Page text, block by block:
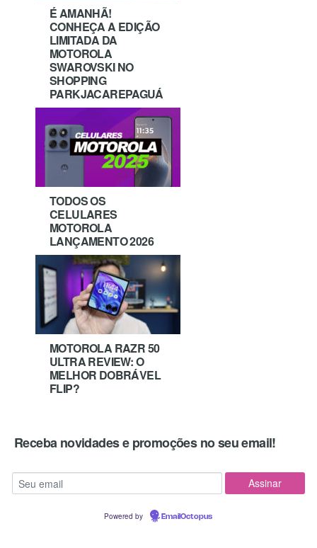
É AMANHÃ!
CONHEÇA A EDIÇÃO
LIMITADA DA
MOTOROLA
SWAROVSKI NO
SHOPPING
PARKJACAREPAGUÁ
TODOS OS
CELULARES
MOTOROLA
LANÇAMENTO 2026
MOTOROLA RAZR 50
ULTRA REVIEW: O
MELHOR DOBRÁVEL
FLIP?
Receba novidades e promoções no seu email!
Powered by EmailOctopus